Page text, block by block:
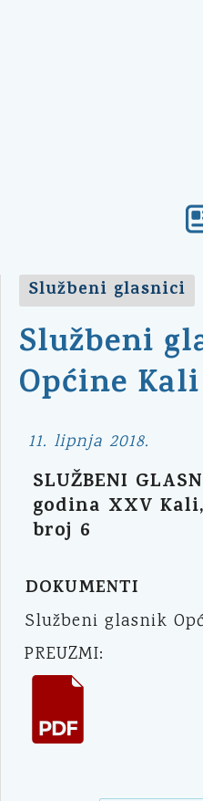
Službeni glasnici
Službeni
Općine
11. lipnja 2018.
SLUŽBENI
godina XXV
broj 6
DOKUMENTI
Službeni glasnik
PREUZMI: